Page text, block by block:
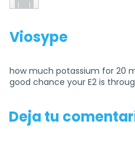
Viosype
how much potassium for 20
good chance your E2 is
Deja tu